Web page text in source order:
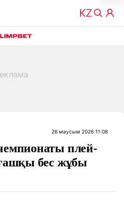
26 маусым 2026 11:08
плей-
бес жұбы